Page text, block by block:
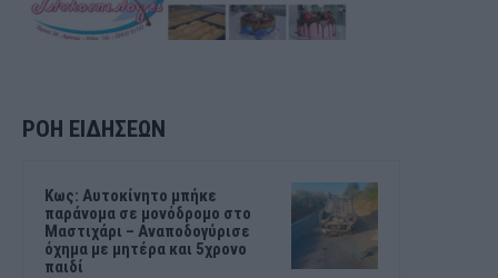
ΡΟΗ ΕΙΔΗΣΕΩΝ
Kως: Αυτοκίνητο μπήκε
παράνομα σε μονόδρομο στο
Μαστιχάρι – Αναποδογύρισε
όχημα με μητέρα και 5χρονο
παιδί